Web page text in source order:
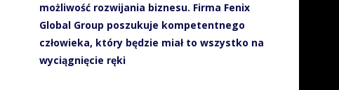
możliwość rozwijania biznesu. Firma Fenix
Global Group poszukuje kompetentnego
człowieka, który będzie miał to wszystko na
wyciągnięcie ręki